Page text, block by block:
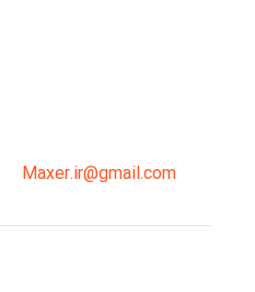
Maxer.ir@gmail.com